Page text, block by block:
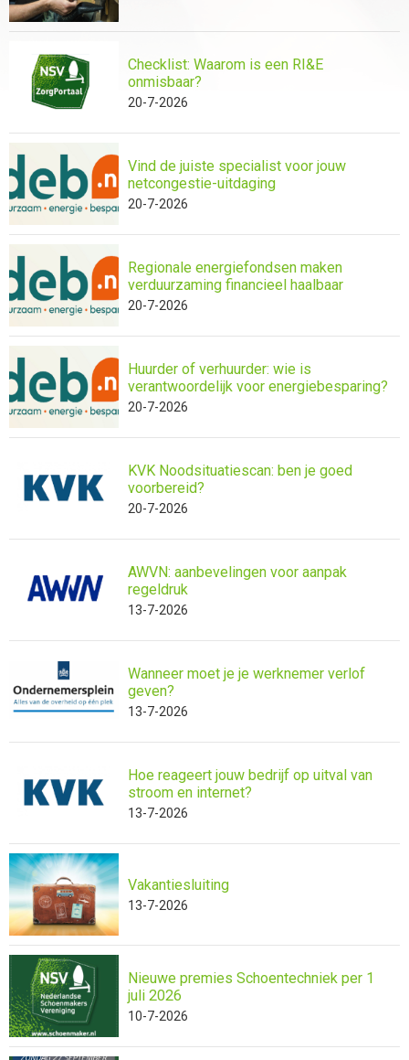
Checklist: Waarom is een RI&E
onmisbaar?
20-7-2026
Vind de juiste specialist voor jouw
netcongestie-uitdaging
20-7-2026
Regionale energiefondsen maken
verduurzaming financieel haalbaar
20-7-2026
Huurder of verhuurder: wie is
verantwoordelijk voor energiebesparing?
20-7-2026
KVK Noodsituatiescan: ben je goed
voorbereid?
20-7-2026
AWVN: aanbevelingen voor aanpak
regeldruk
13-7-2026
Wanneer moet je je werknemer verlof
geven?
13-7-2026
Hoe reageert jouw bedrijf op uitval van
stroom en internet?
13-7-2026
Vakantiesluiting
13-7-2026
Nieuwe premies Schoentechniek per 1
juli 2026
10-7-2026